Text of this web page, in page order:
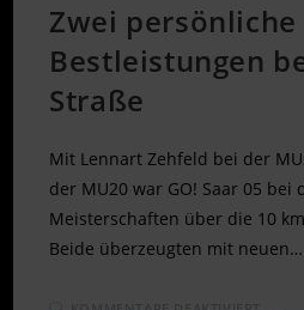
Zwei persönliche
Bestleistungen
Straße
Mit Lennart Zehfeld bei der
der MU20 war GO! Saar 05 bei
Meisterschaften über die 10
Beide überzeugten mit neuen…